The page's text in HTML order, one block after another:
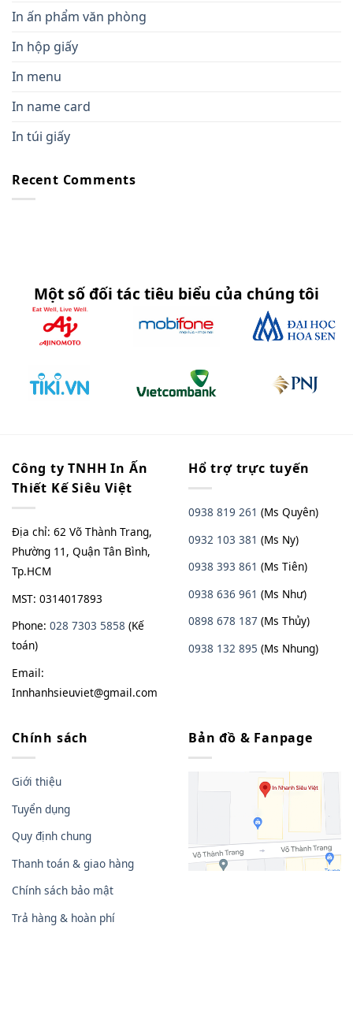
In ấn phẩm văn phòng
In hộp giấy
In menu
In name card
In túi giấy
Recent Comments
Một số đối tác tiêu biểu của chúng tôi
Công ty TNHH In Ấn
Thiết Kế Siêu Việt
Địa chỉ: 62 Võ Thành Trang,
Phường 11, Quận Tân Bình,
Tp.HCM
MST: 0314017893
Phone: 028 7303 5858 (Kế
toán)
Email:
Innhanhsieuviet@gmail.com
Hổ trợ trực tuyến
0938 819 261 (Ms Quyên)
0932 103 381 (Ms Ny)
0938 393 861 (Ms Tiên)
0938 636 961 (Ms Như)
0898 678 187 (Ms Thủy)
0938 132 895 (Ms Nhung)
Chính sách
Giới thiệu
Tuyển dụng
Quy định chung
Thanh toán & giao hàng
Chính sách bảo mật
Trả hàng & hoàn phí
Bản đồ & Fanpage